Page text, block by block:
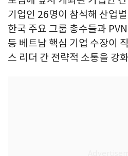
기업인 26명이 참석해 산업
한국 주요 그룹 총수들과
등 베트남 핵심 기업 수장이
스 리더 간 전략적 소통을 강